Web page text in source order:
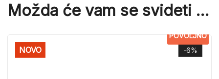
Možda će vam se svideti …
-6%
NOVO
POVOLJNO